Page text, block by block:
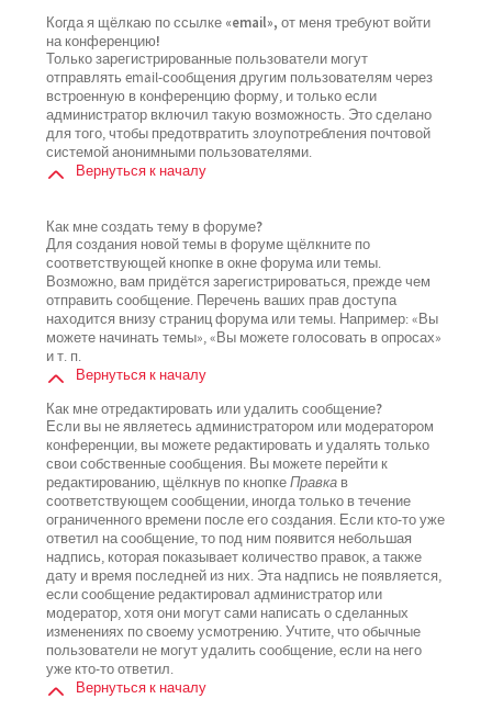
Когда я щёлкаю по ссылке «email», от меня требуют войти
на конференцию!
Только зарегистрированные пользователи могут
отправлять email-сообщения другим пользователям через
встроенную в конференцию форму, и только если
администратор включил такую возможность. Это сделано
для того, чтобы предотвратить злоупотребления почтовой
системой анонимными пользователями.
Вернуться к началу
Как мне создать тему в форуме?
Для создания новой темы в форуме щёлкните по
соответствующей кнопке в окне форума или темы.
Возможно, вам придётся зарегистрироваться, прежде чем
отправить сообщение. Перечень ваших прав доступа
находится внизу страниц форума или темы. Например: «Вы
можете начинать темы», «Вы можете голосовать в опросах»
и т. п.
Вернуться к началу
Как мне отредактировать или удалить сообщение?
Если вы не являетесь администратором или модератором
конференции, вы можете редактировать и удалять только
свои собственные сообщения. Вы можете перейти к
редактированию, щёлкнув по кнопкеПравкав
соответствующем сообщении, иногда только в течение
ограниченного времени после его создания. Если кто-то уже
ответил на сообщение, то под ним появится небольшая
надпись, которая показывает количество правок, а также
дату и время последней из них. Эта надпись не появляется,
если сообщение редактировал администратор или
модератор, хотя они могут сами написать о сделанных
изменениях по своему усмотрению. Учтите, что обычные
пользователи не могут удалить сообщение, если на него
уже кто-то ответил.
Вернуться к началу